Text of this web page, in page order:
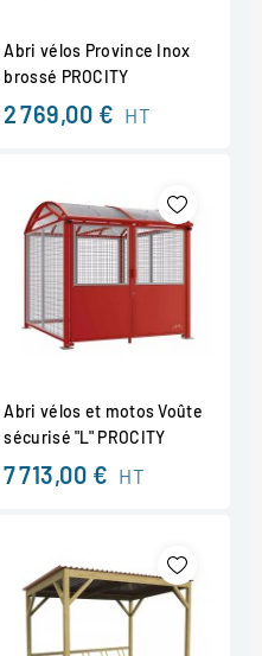
Abri vélos Province Inox
brossé PROCITY
2 769,00 € HT
Abri vélos et motos Voûte
sécurisé "L" PROCITY
7 713,00 € HT